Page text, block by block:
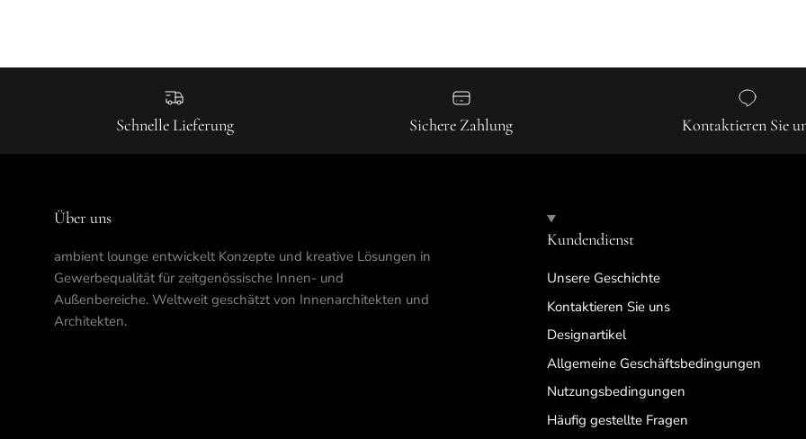
Schnelle Lieferung Sichere Zahlung Kontaktieren Sie
Über uns
ambient lounge entwickelt Konzepte und kreative Lösungen in
Gewerbequalität für zeitgenössische Innen- und
Außenbereiche. Weltweit geschätzt von Innenarchitekten und
Architekten.
Kundendienst
Unsere Geschichte
Kontaktieren Sie uns
Designartikel
Allgemeine Geschäftsbedingungen
Nutzungsbedingungen
Häufig gestellte Fragen